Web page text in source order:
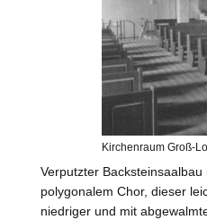
Kirchenraum Groß-
Verputzter
polygonalem Chor, dieser
niedriger und mit